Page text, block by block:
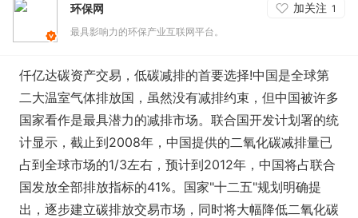
环保网 加关注 1
最具影响力的环保产业互联网平台。
仟亿达碳资产交易，低碳减排的首要选择!中国是全球第
二大温室气体排放国，虽然没有减排约束，但中国被许多
国家看作是最具潜力的减排市场。联合国开发计划署的统
计显示，截止到2008年，中国提供的二氧化碳减排量已
占到全球市场的1/3左右，预计到2012年，中国将占联合
国发放全部排放指标的41%。国家"十二五"规划明确提
出，逐步建立碳排放交易市场，同时将大幅降低二氧化碳